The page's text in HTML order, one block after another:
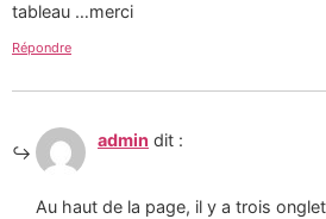
tableau …merci
Répondre
admin dit :
Au haut de la page, il y a trois